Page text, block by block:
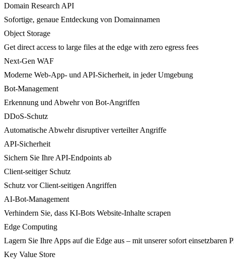
Domain Research API
Sofortige, genaue Entdeckung von Domainnamen
Object Storage
Get direct access to large files at the edge with zero egress fees
Next-Gen WAF
Moderne Web-App- und API-Sicherheit, in jeder Umgebung
Bot-Management
Erkennung und Abwehr von Bot-Angriffen
DDoS-Schutz
Automatische Abwehr disruptiver verteilter Angriffe
API-Sicherheit
Sichern Sie Ihre API-Endpoints ab
Client-seitiger Schutz
Schutz vor Client-seitigen Angriffen
AI-Bot-Management
Verhindern Sie, dass KI-Bots Website-Inhalte scrapen
Edge Computing
Lagern Sie Ihre Apps auf die Edge aus – mit unserer sofort einsetzbaren
Key Value Store